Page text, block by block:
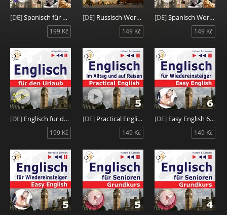
[DE]Spanisch für den Urlaub
199 Kč
[DE]Russisch Wortschatz für die Reise: 1000 Wichtige Wörter und Redewendungen im Alltag
149 Kč
[DE]Spanisch Wortschatz für die Reise: 1000 Wichtige Wörter und Redewendungen im Alltag
149 Kč
[DE] Englisch fur den Urlaub: On Holiday - Neue Edition
199 Kč
[DE]Practical English 5: Im Urlaub
149 Kč
[DE] Easy English 6: Auf Reisen
149 Kč